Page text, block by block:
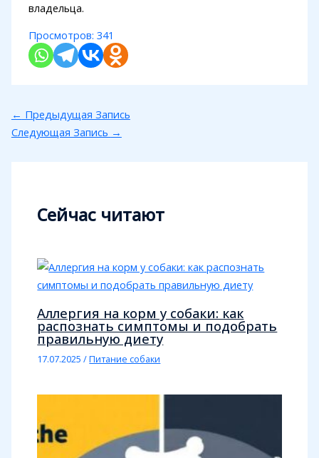
владельца.
Просмотров: 341
← Предыдущая Запись
Следующая Запись →
Сейчас читают
Аллергия на корм у собаки: как
распознать симптомы и подобрать
правильную диету
17.07.2025/Питание собаки